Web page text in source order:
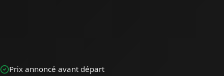
Prix annoncé avant départ